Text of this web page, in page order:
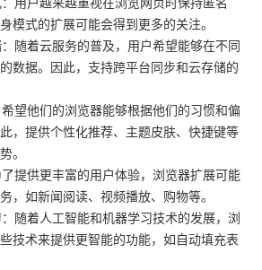
模式的扩展可能会得到更多的关注。
随着云服务的普及，用户希望能够在不同
数据。因此，支持跨平台同步和云存储的
望他们的浏览器能够根据他们的习惯和偏
，提供个性化推荐、主题皮肤、快捷键等
。
提供更丰富的用户体验，浏览器扩展可能
，如新闻阅读、视频播放、购物等。
随着人工智能和机器学习技术的发展，浏
技术来提供更智能的功能，如自动填充表